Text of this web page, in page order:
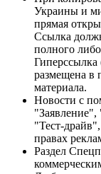
Украины и
прямая
Ссылка
полного
Гиперссылка
размещена в
материала.
Новости с
"Тест-
правах
Раздел